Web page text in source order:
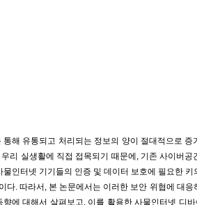
해 유통되고 처리되는 정보의 양이 절대적으로 증
리 실생활에 직접 접목되기 때문에, 기존 사이버공
인터넷 기기들의 인증 및 데이터 보호에 필요한 키
. 따라서, 본 논문에서는 이러한 보안 위협에 대응
에 대해서 살펴보고, 이를 활용한 사물인터넷 디바